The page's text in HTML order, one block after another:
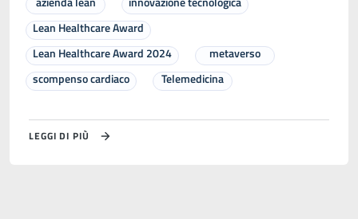
Lean Healthcare Award
Lean Healthcare Award 2024
metaverso
scompenso cardiaco
Telemedicina
LEGGI DI PIÙ